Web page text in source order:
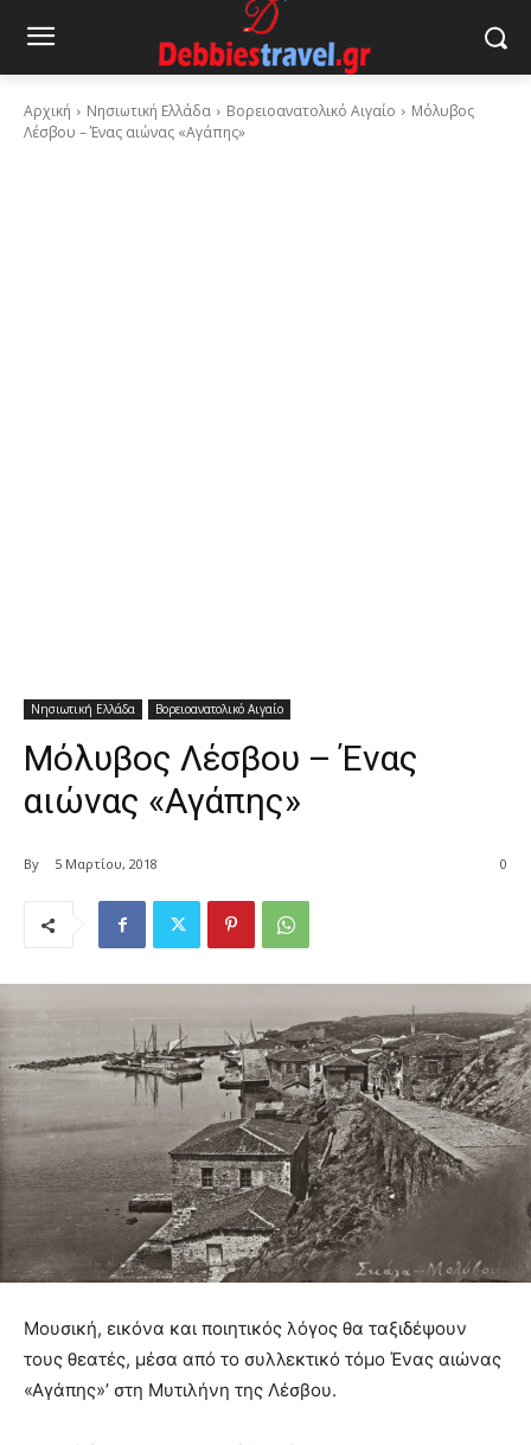
Αρχική Νησιωτική Ελλάδα Βορειοανατολικό Αιγαίο
Μόλυβος
Λέσβου – Ένας αιώνας «Αγάπης»
Νησιωτική Ελλάδα Βορειοανατολικό Αιγαίο
Μόλυβος Λέσβου – Ένας
αιώνας «Αγάπης»
By 5 Μαρτίου, 2018 0
Μουσική, εικόνα και ποιητικός λόγος θα ταξιδέψουν
τους θεατές, μέσα από το συλλεκτικό τόμο Ένας αιώνας
«Αγάπης»’ στη Μυτιλήνη της Λέσβου.